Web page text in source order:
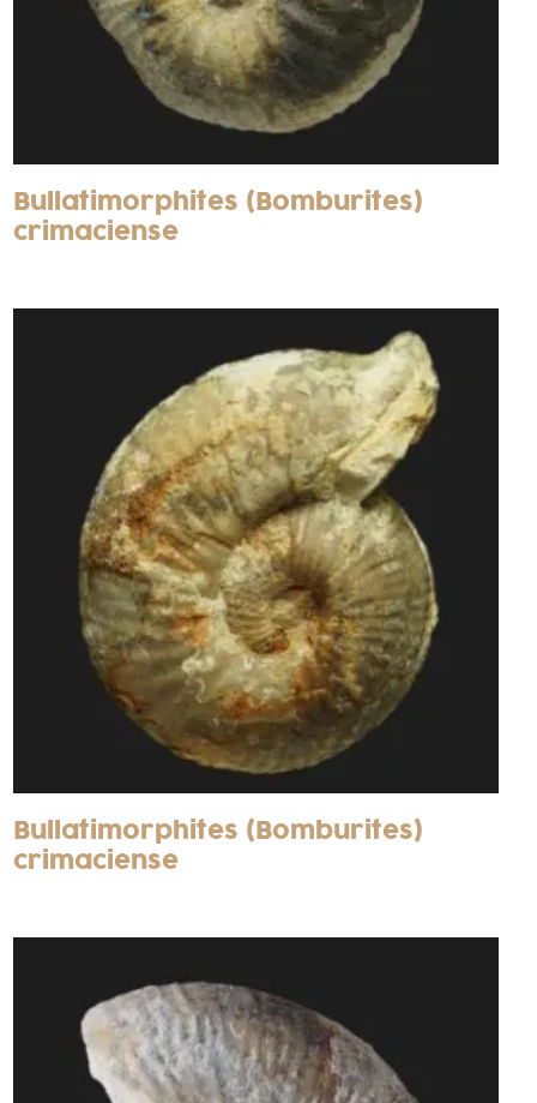
Bullatimorphites (Bomburites)
crimaciense
Bullatimorphites (Bomburites)
crimaciense